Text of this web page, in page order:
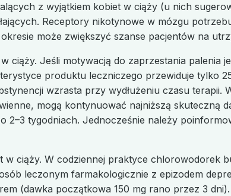
z wyjątkiem kobiet w ciąży (u nich
Receptory nikotynowe w mózgu
może zwiększyć szanse pacjentów na
ciąży. Jeśli motywacją do zaprzestania
produktu leczniczego przewiduje tylko
wzrasta przy wydłużeniu czasu
mogą kontynuować najniższą skuteczną
2–3 tygodniach. Jednocześnie należy
ciąży. W codziennej praktyce chlorowodorek
leczonym farmakologicznie z epizodem
(dawka początkowa 150 mg rano przez 3